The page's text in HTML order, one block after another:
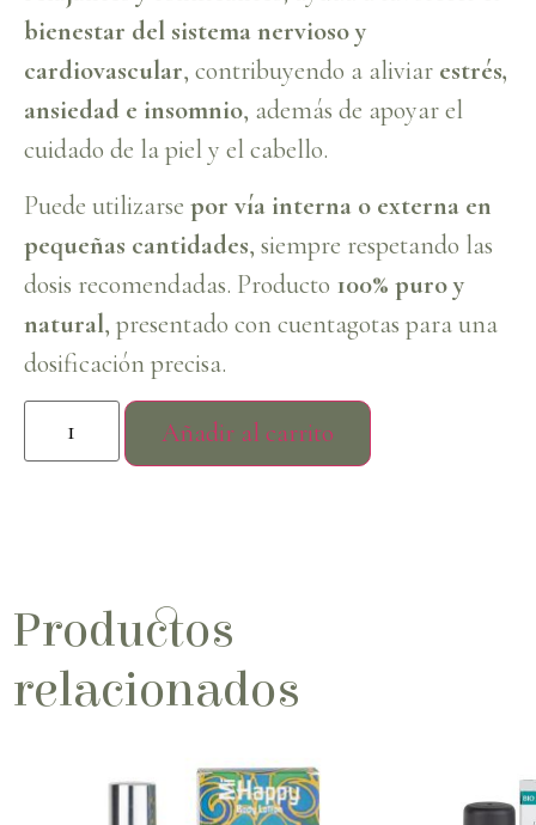
bienestar del sistema nervioso y
cardiovascular, contribuyendo a aliviar estrés,
ansiedad e insomnio, además de apoyar el
cuidado de la piel y el cabello.
Puede utilizarse por vía interna o externa en
pequeñas cantidades, siempre respetando las
dosis recomendadas. Producto 100% puro y
natural, presentado con cuentagotas para una
dosificación precisa.
Añadir al carrito
Productos
relacionados